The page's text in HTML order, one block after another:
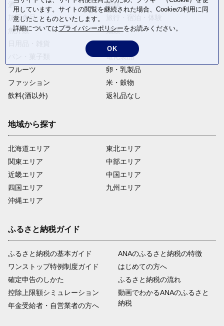
酒
肉類
加工食品
魚介類
麺類
電化製品
フルーツ
卵・乳製品
ファッション
米・穀物
飲料(酒以外)
返礼品なし
地域から探す
北海道エリア
関東エリア
近畿エリア
四国エリア
沖縄エリア
東北エリア
中部エリア
中国エリア
九州エリア
ふるさと納税ガイド
ふるさと納税の基本ガイド
ワンストップ特例制度ガイド
確定申告のしかた
控除上限額シミュレーション
年金受給者・自営業者の方へ
ANAのふるさと納税の特徴
はじめての方へ
ふるさと納税の流れ
動画でわかるANAのふるさと
納税
用しています。サイトの閲覧を継続された場合、Cookieの利用に同
意したことものといたします。
詳細についてはプライバシーポリシーをお読みください。
OK